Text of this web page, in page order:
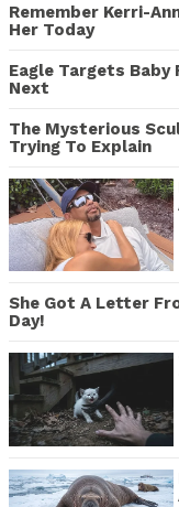
Remember Kerri-
Her Today
Eagle Targets
Next
The Mysterious
Trying To Explain
She Got A Letter
Day!